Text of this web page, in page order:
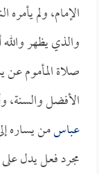
الإمام، ولم
والذي يظهر
صلاة المأموم
الأفضل والسنة،
عباسمن يساره
مجرد فعل يدل